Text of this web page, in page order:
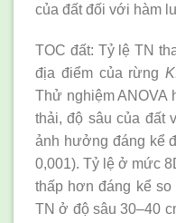
của đất đối với hàm
TOC đất: Tỷ lệ TN
địa điểm của rừng
Thử nghiệm ANOVA
thải, độ sâu của đất
ảnh hưởng đáng kể
0,001). Tỷ lệ ở mức
thấp hơn đáng kể
TN ở độ sâu 30–40